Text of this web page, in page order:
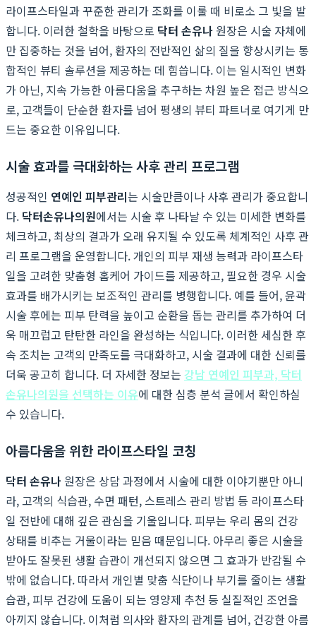
라이프스타일과 꾸준한 관리가 조화를 이룰 때 비로소 그 빛을 발
합니다. 이러한 철학을 바탕으로 닥터 손유나 원장은 시술 자체에
만 집중하는 것을 넘어, 환자의 전반적인 삶의 질을 향상시키는 통
합적인 뷰티 솔루션을 제공하는 데 힘씁니다. 이는 일시적인 변화
가 아닌, 지속 가능한 아름다움을 추구하는 차원 높은 접근 방식으
로, 고객들이 단순한 환자를 넘어 평생의 뷰티 파트너로 여기게 만
드는 중요한 이유입니다.
시술 효과를 극대화하는 사후 관리 프로그램
성공적인 연예인 피부관리는 시술만큼이나 사후 관리가 중요합니
다. 닥터손유나의원에서는 시술 후 나타날 수 있는 미세한 변화를
체크하고, 최상의 결과가 오래 유지될 수 있도록 체계적인 사후 관
리 프로그램을 운영합니다. 개인의 피부 재생 능력과 라이프스타
일을 고려한 맞춤형 홈케어 가이드를 제공하고, 필요한 경우 시술
효과를 배가시키는 보조적인 관리를 병행합니다. 예를 들어, 윤곽
시술 후에는 피부 탄력을 높이고 순환을 돕는 관리를 추가하여 더
욱 매끄럽고 탄탄한 라인을 완성하는 식입니다. 이러한 세심한 후
속 조치는 고객의 만족도를 극대화하고, 시술 결과에 대한 신뢰를
더욱 공고히 합니다. 더 자세한 정보는 강남 연예인 피부과, 닥터
손유나의원을 선택하는 이유에 대한 심층 분석 글에서 확인하실
수 있습니다.
아름다움을 위한 라이프스타일 코칭
닥터 손유나 원장은 상담 과정에서 시술에 대한 이야기뿐만 아니
라, 고객의 식습관, 수면 패턴, 스트레스 관리 방법 등 라이프스타
일 전반에 대해 깊은 관심을 기울입니다. 피부는 우리 몸의 건강
상태를 비추는 거울이라는 믿음 때문입니다. 아무리 좋은 시술을
받아도 잘못된 생활 습관이 개선되지 않으면 그 효과가 반감될 수
밖에 없습니다. 따라서 개인별 맞춤 식단이나 부기를 줄이는 생활
습관, 피부 건강에 도움이 되는 영양제 추천 등 실질적인 조언을
아끼지 않습니다. 이처럼 의사와 환자의 관계를 넘어, 건강한 아름